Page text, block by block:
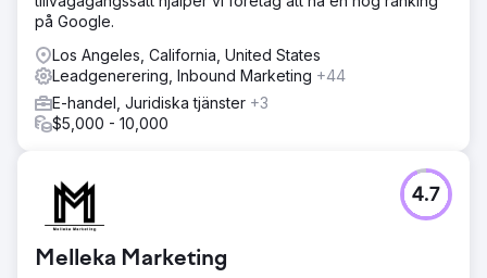
på Google.
Los Angeles, California, United States
Leadgenerering, Inbound Marketing +44
E-handel, Juridiska tjänster +3
$5,000 - 10,000
Melleka Marketing
4.7